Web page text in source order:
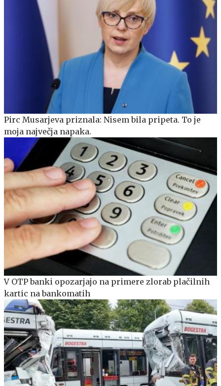
Pirc Musarjeva priznala: Nisem bila pripeta. To je
moja največja napaka.
V OTP banki opozarjajo na primere zlorab plačilnih
kartic na bankomatih